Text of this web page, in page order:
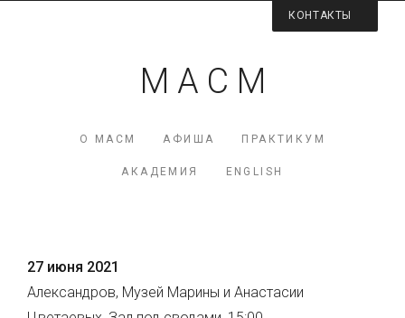
КОНТАКТЫ
М А С М
О МАСМ АФИША ПРАКТИКУМ
АКАДЕМИЯ ENGLISH
27 июня 2021
Александров, Музей Марины и Анастасии